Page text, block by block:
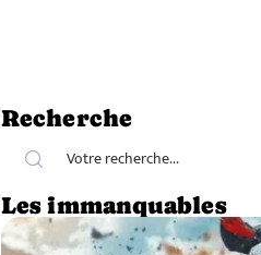
Recherche
Les immanquables